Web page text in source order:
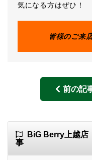
気になる方はぜひ！
皆様のご来
前の記
BiG Berry上越
事